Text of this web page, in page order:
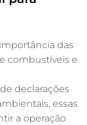
das
combustíveis e
declarações
essas
a operação